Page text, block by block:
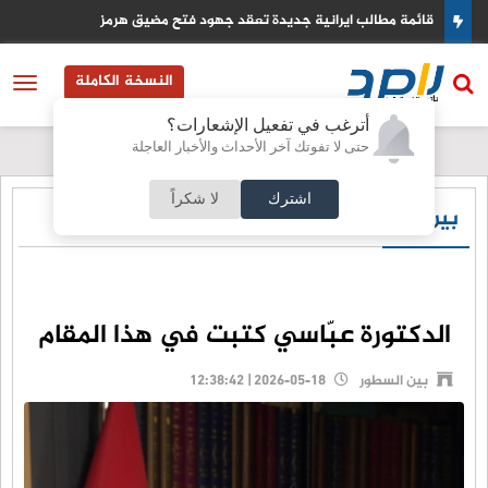
أترغب في تفعيل الإشعارات؟
حتى لا تفوتك آخر الأحداث والأخبار العاجلة
اشترك لا شكراً
تعقد جهود فتح مضيق هرمز كيف تستخدم اوروبا ارباح
النسخة الكاملة
بين السطور
الدكتورة عبّاسي كتبت في هذا المقام
بين السطور